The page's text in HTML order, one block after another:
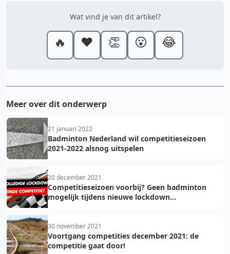
Wat vind je van dit artikel?
🔥 ❤️ 👏 😮 😂
Meer over dit onderwerp
21 januari 2022
Badminton Nederland wil competitieseizoen
2021-2022 alsnog uitspelen
20 december 2021
Competitieseizoen voorbij? Geen badminton
mogelijk tijdens nieuwe lockdown...
30 november 2021
Voortgang competities december 2021: de
competitie gaat door!